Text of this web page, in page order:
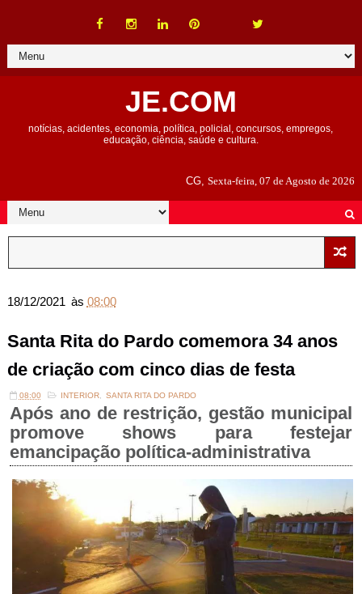
JE.COM
notícias, acidentes, economia, política, policial, concursos, empregos,
educação, ciência, saúde e cultura.
CG,Sexta-feira, 07 de Agosto de 2026
18/12/2021 às 08:00
Santa Rita do Pardo comemora 34 anos
de criação com cinco dias de festa
08:00 INTERIOR, SANTA RITA DO PARDO
Após ano de restrição, gestão municipal
promove shows para festejar
emancipação política-administrativa